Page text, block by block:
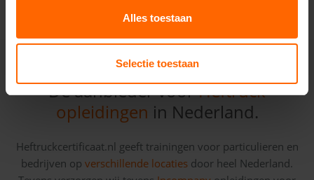
Alles toestaan
Selectie toestaan
Dé aanbieder voorHeftruck
opleidingen in Nederland.
Heftruckcertificaat.nl geeft trainingen voor particulieren en
bedrijven op verschillende locaties door heel Nederland.